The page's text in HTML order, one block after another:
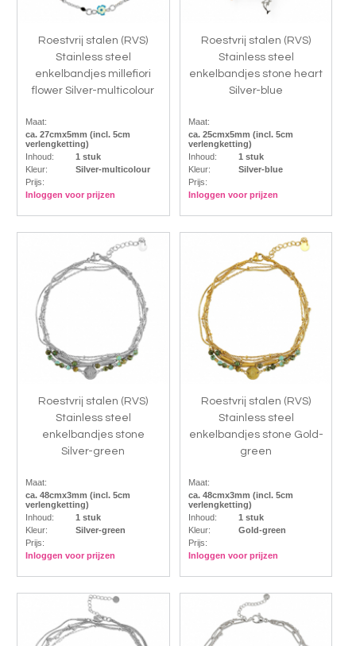
Roestvrij stalen (RVS)
Stainless steel
enkelbandjes millefiori
flower Silver-multicolour
Maat:
ca. 27cmx5mm (incl. 5cm
verlengketting)
Inhoud:
1 stuk
Kleur:
Silver-multicolour
Prijs:
Inloggen voor prijzen
Roestvrij stalen (RVS)
Stainless steel
enkelbandjes stone heart
Silver-blue
Maat:
ca. 25cmx5mm (incl. 5cm
verlengketting)
Inhoud:
1 stuk
Kleur:
Silver-blue
Prijs:
Inloggen voor prijzen
Roestvrij stalen (RVS)
Stainless steel
enkelbandjes stone
Silver-green
Maat:
ca. 48cmx3mm (incl. 5cm
verlengketting)
Inhoud:
1 stuk
Kleur:
Silver-green
Prijs:
Inloggen voor prijzen
Roestvrij stalen (RVS)
Stainless steel
enkelbandjes stone Gold-
green
Maat:
ca. 48cmx3mm (incl. 5cm
verlengketting)
Inhoud:
1 stuk
Kleur:
Gold-green
Prijs:
Inloggen voor prijzen